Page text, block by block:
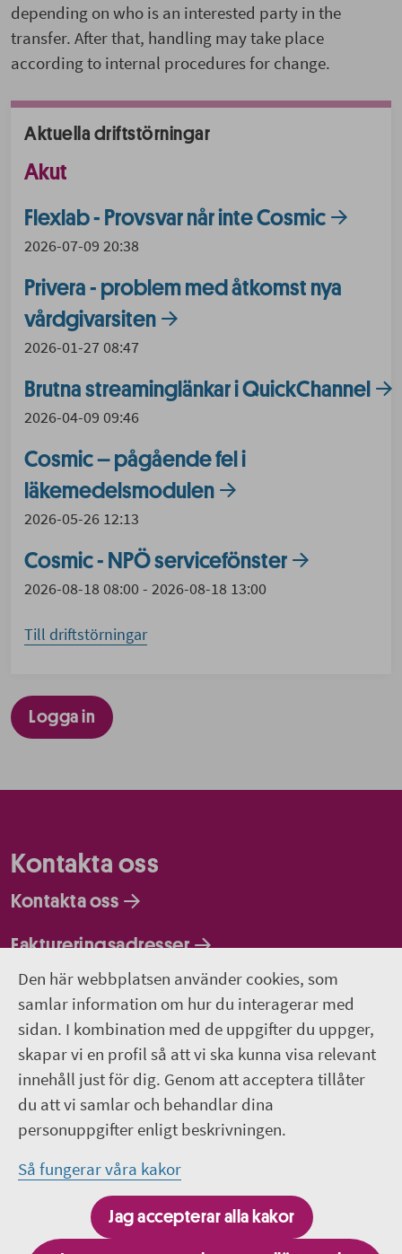
Den här webbplatsen använder cookies, som
samlar information om hur du interagerar med
sidan. I kombination med de uppgifter du uppger,
skapar vi en profil så att vi ska kunna visa relevant
innehåll just för dig. Genom att acceptera tillåter
du att vi samlar och behandlar dina
personuppgifter enligt beskrivningen.
Så fungerar våra kakor
Jag accepterar alla kakor
depending on who is an interested party in the
transfer. After that, handling may take place
according to internal procedures for change.
Aktuella driftstörningar
Akut
Flexlab - Provsvar når inte Cosmic
2026-07-09 20:38
Privera - problem med åtkomst nya
vårdgivarsiten
2026-01-27 08:47
Brutna streaminglänkar i QuickChannel
2026-04-09 09:46
Cosmic – pågående fel i
läkemedelsmodulen
2026-05-26 12:13
Cosmic - NPÖ servicefönster
2026-08-18 08:00 - 2026-08-18 13:00
Till driftstörningar
Logga in Cryptshare
Kontakta oss
Kontakta oss
Faktureringsadresser
Om webbplatsen
018-611 00 00
region.uppsala@regionuppsala.se
Genvägar
För personal i Region Uppsala
It-system och e-tjänster